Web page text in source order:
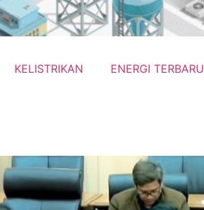
KELISTRIKAN ENERGI